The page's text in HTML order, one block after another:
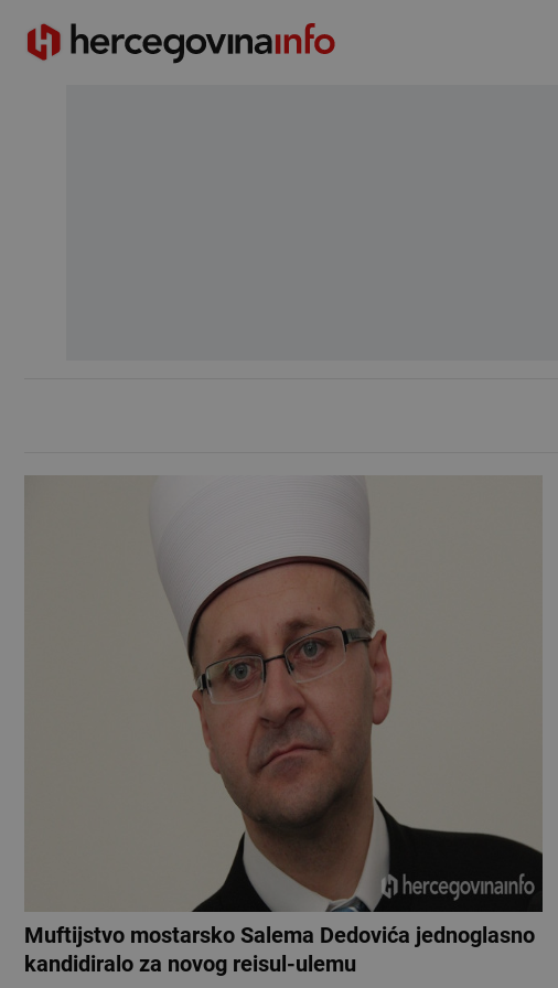
Muftijstvo mostarsko Salema Dedovića jednoglasno
kandidiralo za novog reisul-ulemu